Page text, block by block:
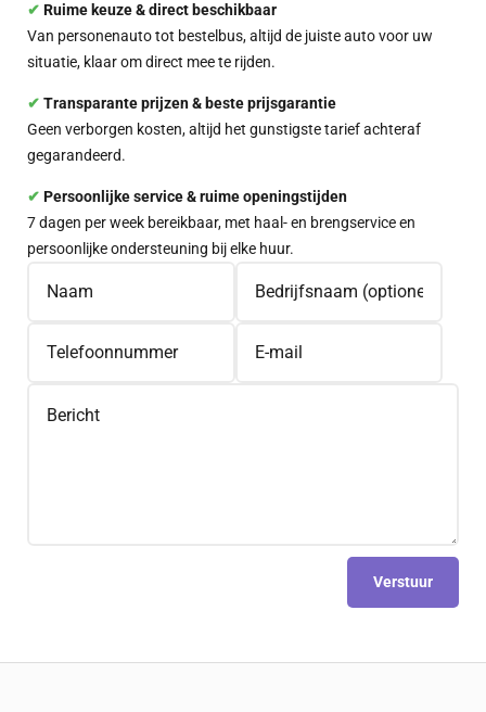
✔︎ Ruime keuze & direct beschikbaar
Van personenauto tot bestelbus, altijd de juiste auto voor uw
situatie, klaar om direct mee te rijden.
✔︎ Transparante prijzen & beste prijsgarantie
Geen verborgen kosten, altijd het gunstigste tarief achteraf
gegarandeerd.
✔︎ Persoonlijke service & ruime openingstijden
7 dagen per week bereikbaar, met haal- en brengservice en
persoonlijke ondersteuning bij elke huur.
Verstuur